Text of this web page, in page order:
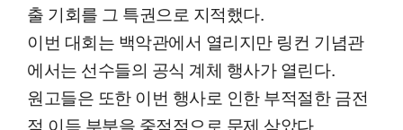
출 기회를 그 특권으로 지적했다.
이번 대회는 백악관에서 열리지만 링컨 기념관
에서는 선수들의 공식 계체 행사가 열린다.
원고들은 또한 이번 행사로 인한 부적절한 금전
적 이득 부분을 중점적으로 문제 삼았다.